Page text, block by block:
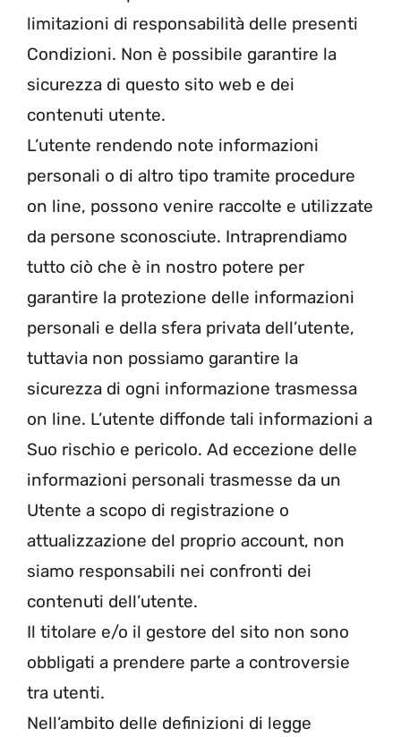
limitazioni di responsabilità delle presenti
Condizioni. Non è possibile garantire la
sicurezza di questo sito web e dei
contenuti utente.
L’utente rendendo note informazioni
personali o di altro tipo tramite procedure
on line, possono venire raccolte e utilizzate
da persone sconosciute. Intraprendiamo
tutto ciò che è in nostro potere per
garantire la protezione delle informazioni
personali e della sfera privata dell’utente,
tuttavia non possiamo garantire la
sicurezza di ogni informazione trasmessa
on line. L’utente diffonde tali informazioni a
Suo rischio e pericolo. Ad eccezione delle
informazioni personali trasmesse da un
Utente a scopo di registrazione o
attualizzazione del proprio account, non
siamo responsabili nei confronti dei
contenuti dell’utente.
Il titolare e/o il gestore del sito non sono
obbligati a prendere parte a controversie
tra utenti.
Nell’ambito delle definizioni di legge